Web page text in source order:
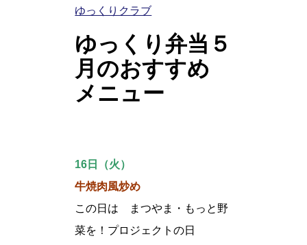
ゆっくりクラブ
ゆっくり弁当５
月のおすすめ
メニュー
16日（火）
牛焼肉風炒め
この日は まつやま・もっと野
菜を！プロジェクトの日